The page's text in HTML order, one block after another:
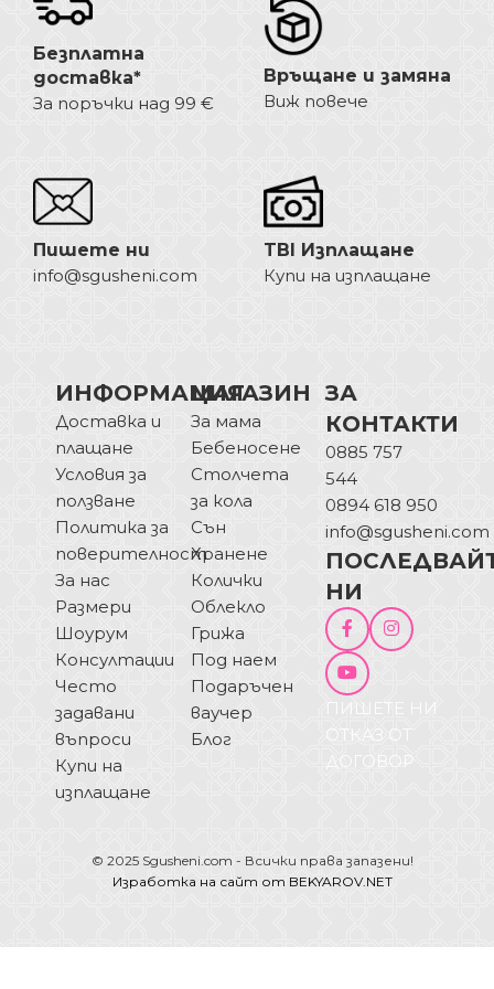
Безплатна
доставка*
За поръчки над 99 €
Връщане и замяна
Виж повече
Пишете ни
info@sgusheni.com
TBI Изплащане
Купи на изплащане
ИНФОРМАЦИЯ
Доставка и
плащане
Условия за
ползване
Политика за
поверителност
За нас
Размери
Шоурум
Консултации
Често
задавани
въпроси
Купи на
изплащане
МАГАЗИН
За мама
Бебеносене
Столчета
за кола
Сън
Хранене
Колички
Облекло
Грижа
Под наем
Подаръчен
ваучер
Блог
ЗА
КОНТАКТИ
0885 757
544
0894 618 950
info@sgusheni.com
НИ
© 2025 Sgusheni.com - Всички права запазени!
Изработка на сайт от BEKYAROV.NET